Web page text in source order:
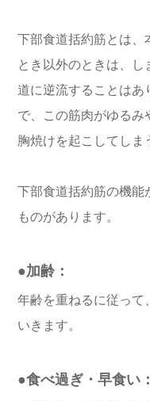
下部食道括約筋とは
とき以外のときは、
道に逆流することはあ
で、この筋肉がゆるみ
胸焼けを起こしてしま
下部食道括約筋の機
ものがあります。
●加齢：
年齢を重ねるに従って
いきます。
●食べ過ぎ・早食い：